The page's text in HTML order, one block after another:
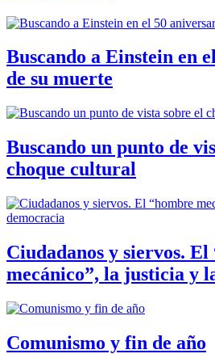
Buscando a Einstein en
de su muerte
Buscando un punto de
choque cultural
Ciudadanos y siervos. El
mecánico”, la justicia y
Comunismo y fin de año